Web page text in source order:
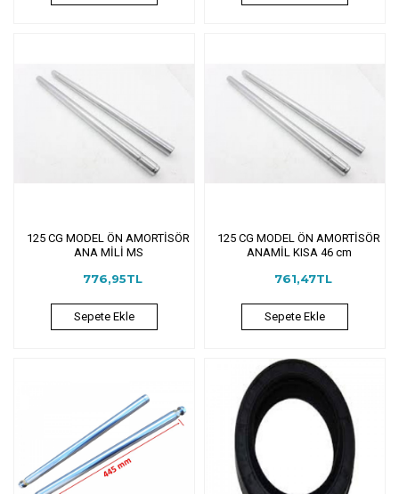
125 CG MODEL ÖN AMORTİSÖR
ANA MİLİ MS
776,95TL
Sepete Ekle
125 CG MODEL ÖN AMORTİSÖR
ANAMİL KISA 46 cm
761,47TL
Sepete Ekle